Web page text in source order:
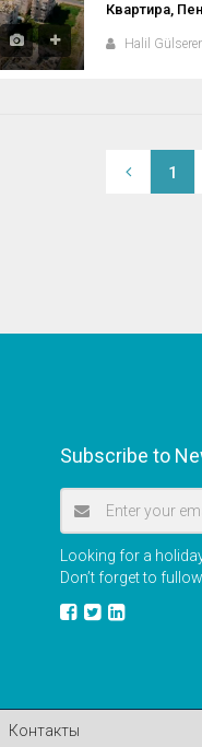
Квартира,
Halil
1
Subscribe to
Looking for a
Don’t forget to
Контакты